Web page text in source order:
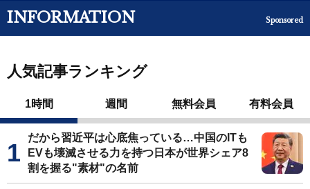
INFORMATION Sponsored
人気記事ランキング
1時間 週間 無料会員 有料会員
だから習近平は心底焦っている…中国のITも
EVも壊滅させる力を持つ日本が世界シェア8
割を握る"素材"の名前